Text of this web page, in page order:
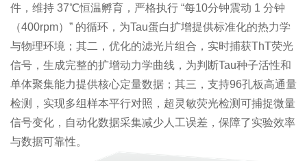
件，维持 37℃恒温孵育，严格执行 “每10分钟震动 1 分钟
（400rpm）” 的循环，为Tau蛋白扩增提供标准化的热力学
与物理环境；其二，优化的滤光片组合，实时捕获ThT荧光
信号，生成完整的扩增动力学曲线，为判断Tau种子活性和
单体聚集能力提供核心定量数据；其三，支持96孔板高通量
检测，实现多组样本平行对照，超灵敏荧光检测可捕捉微量
信号变化，自动化数据采集减少人工误差，保障了实验效率
与数据可靠性。